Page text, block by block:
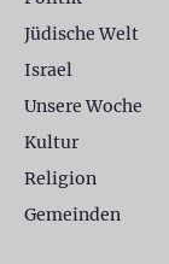
Jüdische Welt
Israel
Unsere Woche
Kultur
Religion
Gemeinden